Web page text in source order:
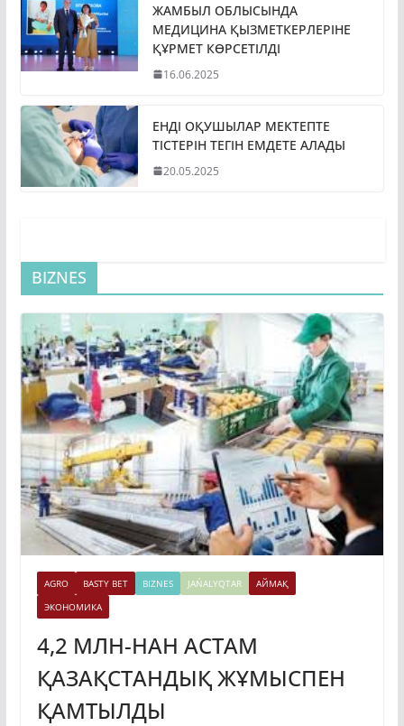
ЖАМБЫЛ ОБЛЫСЫНДА
МЕДИЦИНА ҚЫЗМЕТКЕРЛЕРІНЕ
ҚҰРМЕТ КӨРСЕТІЛДІ
16.06.2025
ЕНДІ ОҚУШЫЛАР МЕКТЕПТЕ
ТІСТЕРІН ТЕГІН ЕМДЕТЕ АЛАДЫ
20.05.2025
BIZNES
AGRO BASTY BET BIZNES JAŃALYQTAR
АЙМАҚ
ЭКОНОМИКА
4,2 МЛН-НАН АСТАМ
ҚАЗАҚСТАНДЫҚ ЖҰМЫСПЕН
ҚАМТЫЛДЫ